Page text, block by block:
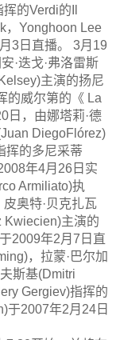
的Verdi的Il
，Yonghoon Lee
3日直播。 3月19
·迭戈·弗洛雷斯
主演的扬尼
的威尔第的《 La
日，由娜塔莉·德
DiegoFlórez)
挥的多尼采蒂
年4月26日实
Armiliato)执
奥特·贝克扎瓦
Kwiecien)主演的
2009年2月7日直
，拉蒙·巴尔加
斯基(Dmitri
Gergiev)指挥的
于2007年2月24日